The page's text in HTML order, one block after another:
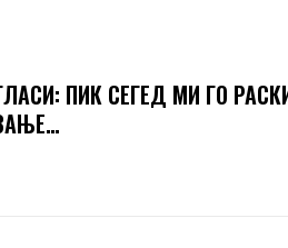
ПИК СЕГЕД МИ ГО